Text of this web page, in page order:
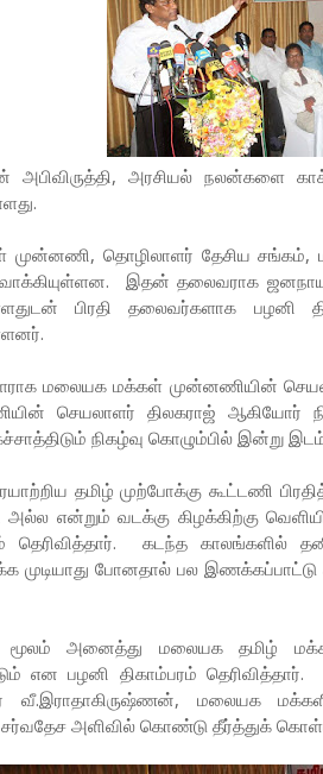
அரசியல் நலன்களை
முன்னணி, தொழிலாளர் தேசிய
இதன் தலைவராக
பிரதி தலைவர்களாக
மலையக மக்கள் முன்னணியின்
செயலாளர் திலகராஜ் ஆகியோர்
நிகழ்வு கொழும்பில் இன்று
தமிழ் முற்போக்கு கூட்டணி
என்றும் வடக்கு கிழக்கிற்கு
தெரிவித்தார். கடந்த காலங்களில்
முடியாது போனதால் பல இணக்கப்பாட்டு
அனைத்து மலையக தமிழ்
என பழனி திகாம்பரம்
வீ.இராதாகிருஷ்ணன், மலையக
அளிவில் கொண்டு தீர்த்துக்